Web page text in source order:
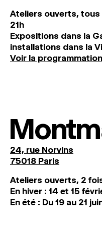
Ateliers ouverts, tous
21h
Expositions dans la
installations dans la
Voir la
24, rue Norvins
75018 Paris
Ateliers ouverts, 2
En hiver : 14 et 15
En été : Du 19 au 21